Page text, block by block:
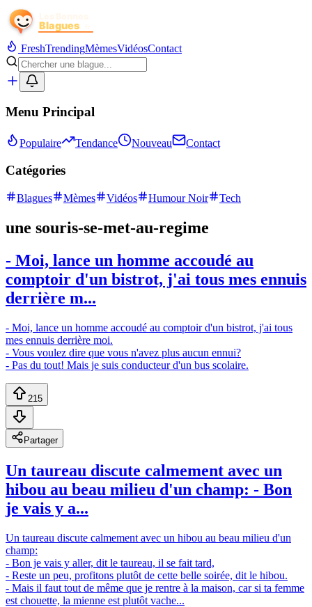
FreshTrendingMèmesVidéosContact
Menu Principal
Populaire Tendance Nouveau Contact
Catégories
Blagues Mèmes Vidéos Humour Noir Tech
une souris-se-met-au-regime
- Moi, lance un homme accoudé au
comptoir d'un bistrot, j'ai tous mes ennuis
derrière m...
- Moi, lance un homme accoudé au comptoir d'un bistrot, j'ai tous
mes ennuis derrière moi.
- Vous voulez dire que vous n'avez plus aucun ennui?
- Pas du tout! Mais je suis conducteur d'un bus scolaire.
215
Partager
Un taureau discute calmement avec un
hibou au beau milieu d'un champ: - Bon
je vais y a...
Un taureau discute calmement avec un hibou au beau milieu d'un
champ:
- Bon je vais y aller, dit le taureau, il se fait tard,
- Reste un peu, profitons plutôt de cette belle soirée, dit le hibou.
- Mais il faut tout de même que je rentre à la maison, car si ta femme
est chouette, la mienne est plutôt vache...